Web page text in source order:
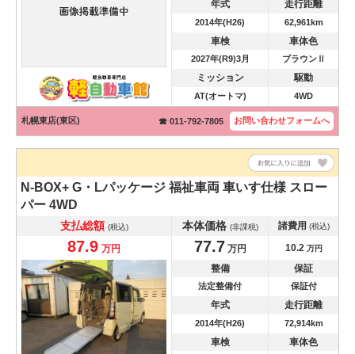
年式 走行距離
2014年(H26) 62,961km
車検 車体色
2027年(R9)3月 ブラウンⅡ
ミッション 駆動
AT(オートマ) 4WD
札幌東店(東区) ☎ 011-792-7805 お問い合わせフォームへ
N-BOX+ G・Lパッケージ 福祉車両 車いす仕様 スロー
パー 4WD
支払総額 (税込) 本体価格 (非課税) 諸費用 (税込)
87.9 万円 77.7 万円 10.2 万円
整備 保証
法定整備付 保証付
年式 走行距離
2014年(H26) 72,914km
車検 車体色